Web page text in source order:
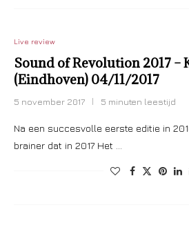
Live review
Sound of Revolution 2017 –
(Eindhoven) 04/11/2017
5 november 2017 5 minuten leestijd
Na een succesvolle eerste editie in
brainer dat in 2017 Het …